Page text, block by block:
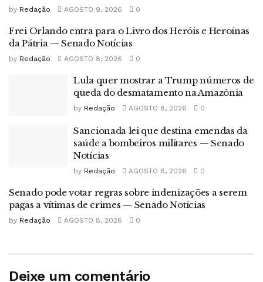
by Redação AGOSTO 9, 2026 0
Frei Orlando entra para o Livro dos Heróis e Heroínas
da Pátria — Senado Notícias
by Redação AGOSTO 8, 2026 0
Lula quer mostrar a Trump números de
queda do desmatamento na Amazônia
by Redação AGOSTO 8, 2026 0
Sancionada lei que destina emendas da
saúde a bombeiros militares — Senado
Notícias
by Redação AGOSTO 8, 2026 0
Senado pode votar regras sobre indenizações a serem
pagas a vítimas de crimes — Senado Notícias
by Redação AGOSTO 8, 2026 0
Deixe um comentário